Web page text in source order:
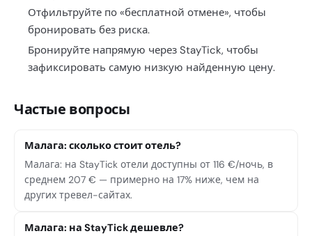
Отфильтруйте по «бесплатной отмене», чтобы
бронировать без риска.
Бронируйте напрямую через StayTick, чтобы
зафиксировать самую низкую найденную цену.
Частые вопросы
Малага: сколько стоит отель?
Малага: на StayTick отели доступны от 116 €/ночь, в
среднем 207 € — примерно на 17% ниже, чем на
других тревел-сайтах.
Малага: на StayTick дешевле?